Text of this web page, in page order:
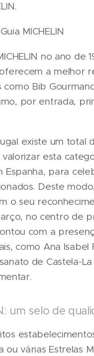
MICHELIN
no ano de
a melhor
Bib
por entrada,
existe um total
esta
Espanha, para
Deste
o seu
no centro de
com a
como Ana Isabel
de Castela-La
um selo de
várias Estrelas